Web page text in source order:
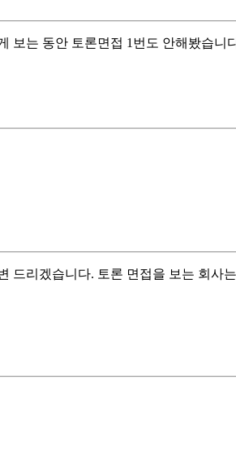
보는 동안 토론면접 1번도 안해봤습니
드리겠습니다. 토론 면접을 보는 회